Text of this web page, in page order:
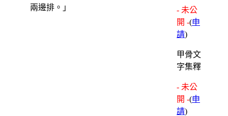
兩邊排。」
- 未公
開 -(申
請)
甲骨文
字集釋
- 未公
開 -(申
請)